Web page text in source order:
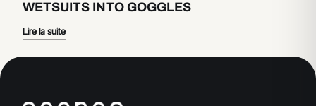
WETSUITS INTO GOGGLES
Lire la suite